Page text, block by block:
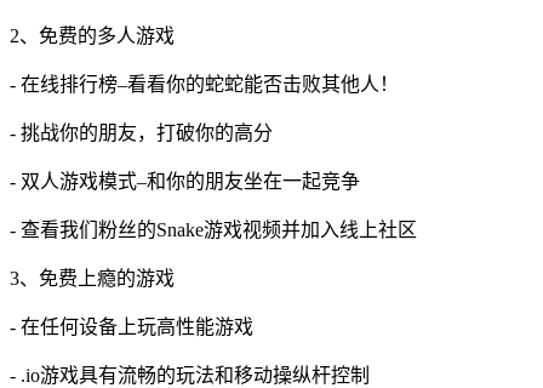
2、免费的多人游戏
- 在线排行榜–看看你的蛇蛇能否击败其他人！
- 挑战你的朋友，打破你的高分
- 双人游戏模式–和你的朋友坐在一起竞争
- 查看我们粉丝的Snake游戏视频并加入线上社区
3、免费上瘾的游戏
- 在任何设备上玩高性能游戏
- .io游戏具有流畅的玩法和移动操纵杆控制